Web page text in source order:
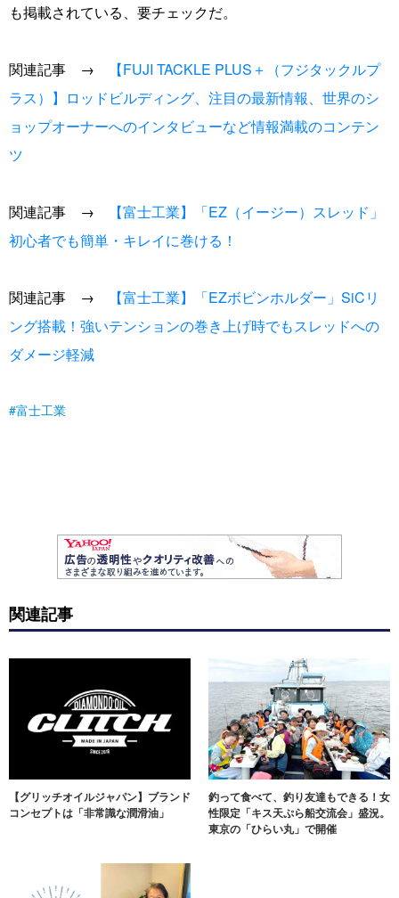
も掲載されている、要チェックだ。
関連記事 →
【FUJI TACKLE PLUS＋（フジタックルプ
ラス）】ロッドビルディング、注目の最新情報、世界のシ
ョップオーナーへのインタビューなど情報満載のコンテン
ツ
関連記事 →
【富士工業】「EZ（イージー）スレッド」
初心者でも簡単・キレイに巻ける！
関連記事 →
【富士工業】「EZボビンホルダー」SiCリ
ング搭載！強いテンションの巻き上げ時でもスレッドへの
ダメージ軽減
富士工業
関連記事
【グリッチオイルジャパン】ブランド
コンセプトは「非常識な潤滑油」
釣って食べて、釣り友達もできる！女
性限定「キス天ぷら船交流会」盛況。
東京の「ひらい丸」で開催